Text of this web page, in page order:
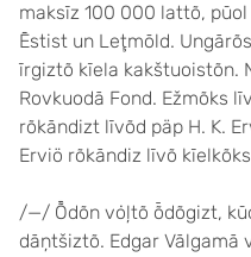
maksīz 100 000 lattõ,
Ēstist un Leţmōld.
īrgiztõ kīela kakštuoistõn.
Rovkuodā Fond. Ežmõks
rõkāndizt līvõd päp H. K.
Erviö rõkāndiz līvõ
/—/ Ȭdõn vȯļtõ ȭdõgizt,
dāņtšiztõ. Edgar Vālgamā